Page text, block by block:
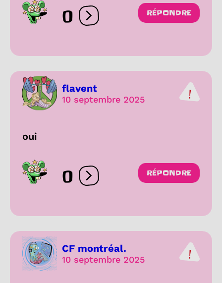
0 Ouvrir les réactions
RÉPONDRE
flavent
10 septembre 2025
oui
0 Ouvrir les réactions
RÉPONDRE
CF montréal.
10 septembre 2025